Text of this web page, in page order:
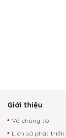
Giới thiệu
Về chúng tôi
Lịch sử phát triển